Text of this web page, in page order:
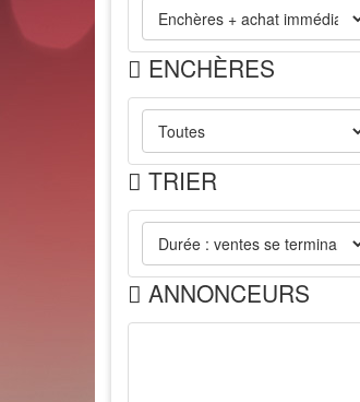
ENCHÈRES
TRIER
ANNONCEURS